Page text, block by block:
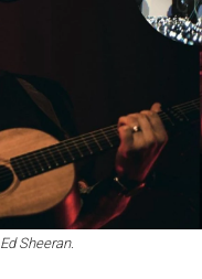
Sheeran.